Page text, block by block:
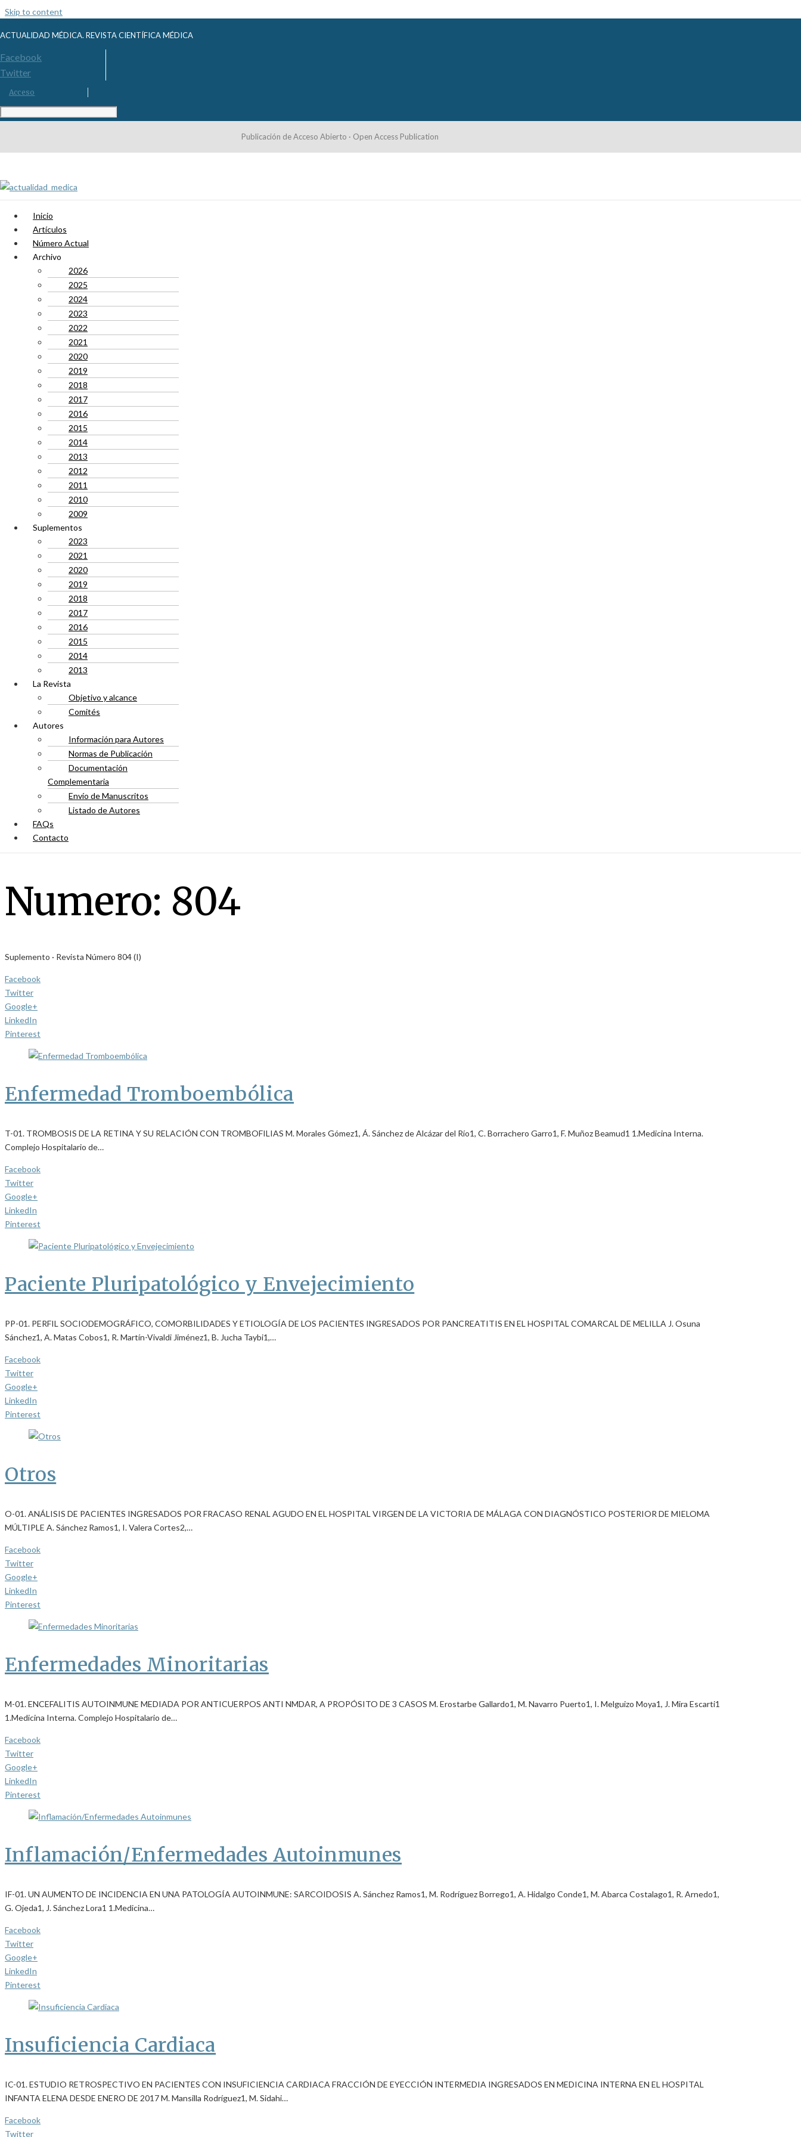
Skip to content
ACTUALIDAD MÉDICA. REVISTA CIENTÍFICA MÉDICA
Facebook
Twitter
Acceso
Publicación de Acceso Abierto · Open Access Publication
Inicio
Artículos
Número Actual
Archivo
2026
2025
2024
2023
2022
2021
2020
2019
2018
2017
2016
2015
2014
2013
2012
2011
2010
2009
Suplementos
2023
2021
2020
2019
2018
2017
2016
2015
2014
2013
La Revista
Objetivo y alcance
Comités
Autores
Información para Autores
Normas de Publicación
Documentación
Complementaria
Envío de Manuscritos
Listado de Autores
FAQs
Contacto
Numero: 804
Suplemento · Revista Número 804 (I)
Facebook
Twitter
Google+
LinkedIn
Pinterest
Enfermedad Tromboembólica
T-01. TROMBOSIS DE LA RETINA Y SU RELACIÓN CON TROMBOFILIAS M. Morales Gómez1, Á. Sánchez de Alcázar del Río1, C. Borrachero Garro1, F. Muñoz Beamud1 1.Medicina Interna.
Complejo Hospitalario de…
Facebook
Twitter
Google+
LinkedIn
Pinterest
Paciente Pluripatológico y Envejecimiento
PP-01. PERFIL SOCIODEMOGRÁFICO, COMORBILIDADES Y ETIOLOGÍA DE LOS PACIENTES INGRESADOS POR PANCREATITIS EN EL HOSPITAL COMARCAL DE MELILLA J. Osuna
Sánchez1, A. Matas Cobos1, R. Martín-Vivaldi Jiménez1, B. Jucha Taybi1,…
Facebook
Twitter
Google+
LinkedIn
Pinterest
Otros
O-01. ANÁLISIS DE PACIENTES INGRESADOS POR FRACASO RENAL AGUDO EN EL HOSPITAL VIRGEN DE LA VICTORIA DE MÁLAGA CON DIAGNÓSTICO POSTERIOR DE MIELOMA
MÚLTIPLE A. Sánchez Ramos1, I. Valera Cortes2,…
Facebook
Twitter
Google+
LinkedIn
Pinterest
Enfermedades Minoritarias
M-01. ENCEFALITIS AUTOINMUNE MEDIADA POR ANTICUERPOS ANTI NMDAR, A PROPÓSITO DE 3 CASOS M. Erostarbe Gallardo1, M. Navarro Puerto1, I. Melguizo Moya1, J. Mira Escarti1
1.Medicina Interna. Complejo Hospitalario de…
Facebook
Twitter
Google+
LinkedIn
Pinterest
Inflamación/Enfermedades Autoinmunes
IF-01. UN AUMENTO DE INCIDENCIA EN UNA PATOLOGÍA AUTOINMUNE: SARCOIDOSIS A. Sánchez Ramos1, M. Rodríguez Borrego1, A. Hidalgo Conde1, M. Abarca Costalago1, R. Arnedo1,
G. Ojeda1, J. Sánchez Lora1 1.Medicina…
Facebook
Twitter
Google+
LinkedIn
Pinterest
Insuficiencia Cardiaca
IC-01. ESTUDIO RETROSPECTIVO EN PACIENTES CON INSUFICIENCIA CARDIACA FRACCIÓN DE EYECCIÓN INTERMEDIA INGRESADOS EN MEDICINA INTERNA EN EL HOSPITAL
INFANTA ELENA DESDE ENERO DE 2017 M. Mansilla Rodríguez1, M. Sidahi…
Facebook
Twitter